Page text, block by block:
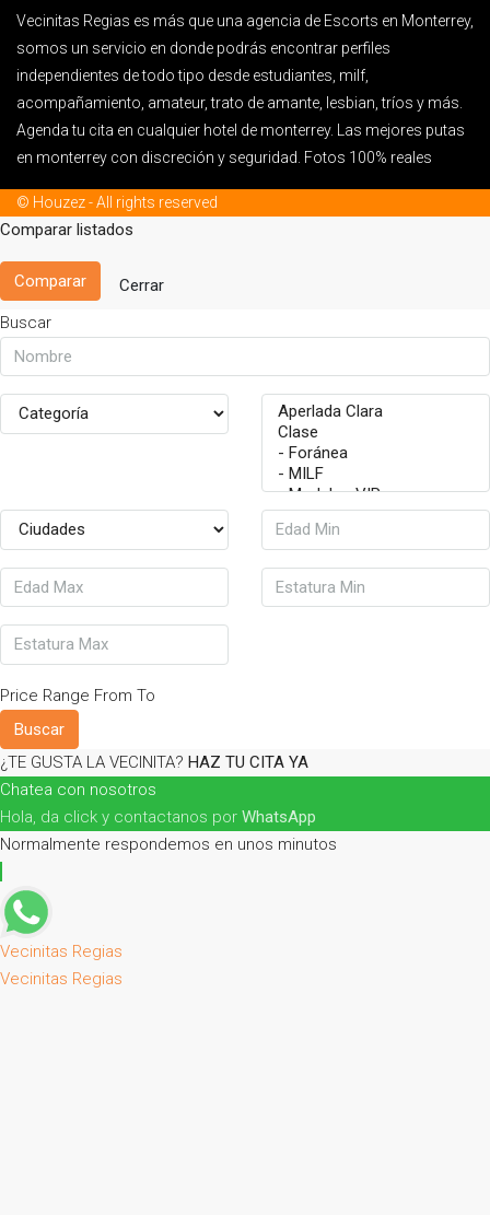
Vecinitas Regias es más que una agencia de Escorts en Monterrey,
somos un servicio en donde podrás encontrar perfiles
independientes de todo tipo desde estudiantes, milf,
acompañamiento, amateur, trato de amante, lesbian, tríos y más.
Agenda tu cita en cualquier hotel de monterrey. Las mejores putas
en monterrey con discreción y seguridad. Fotos 100% reales
© Houzez - All rights reserved
Comparar listados
Comparar
Cerrar
Buscar
Price Range From To
Buscar
¿TE GUSTA LA VECINITA? HAZ TU CITA YA
Chatea con nosotros
Hola, da click y contactanos por WhatsApp
Normalmente respondemos en unos minutos
Vecinitas Regias
Vecinitas Regias